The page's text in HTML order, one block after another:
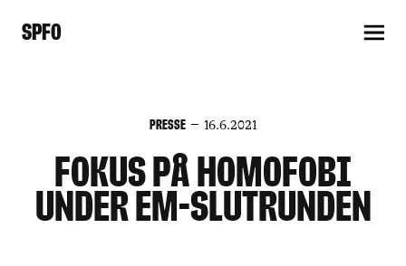
SPFO
Presse 16.6.2021
Fokus på homofobi
under EM-slutrunden